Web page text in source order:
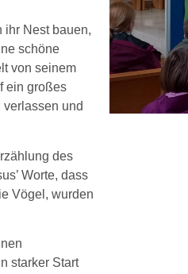
ihr Nest bauen,
schöne
von seinem
ein großes
und
des
Worte, dass
Vögel, wurden
starker Start